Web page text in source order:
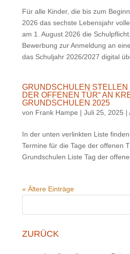
Für alle Kinder, die bis zum
2026 das sechste Lebensjahr
am 1. August 2026 die
Bewerbung zur Anmeldung an
das Schuljahr 2026/2027 digital
GRUNDSCHULEN STELLEN
DER OFFENEN TÜR“ AN
GRUNDSCHULEN 2025
von Frank Hampe | Juli 25, 2025 |
In der unten verlinkten Liste
Termine für die Tage der offenen
Grundschulen Liste Tag der
« Ältere Einträge
ZURÜCK